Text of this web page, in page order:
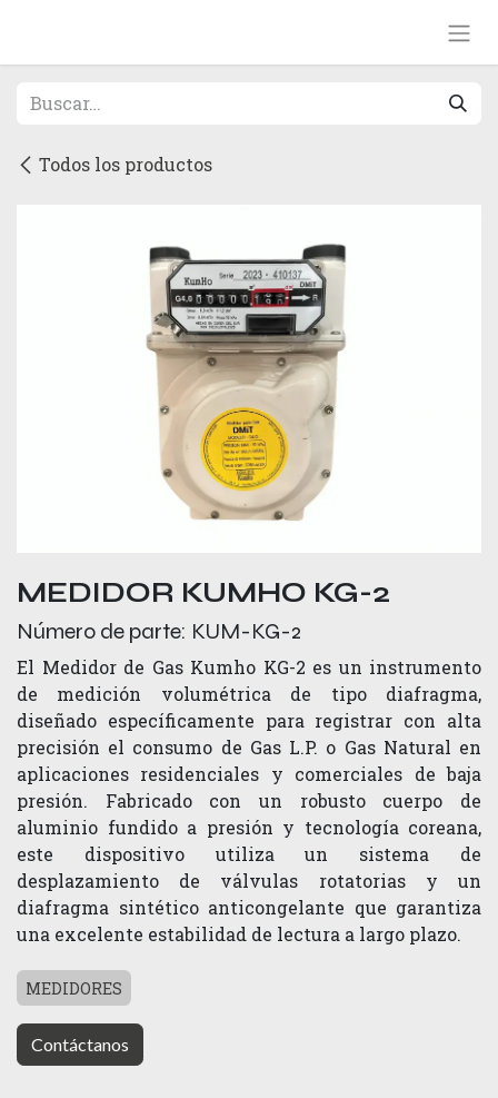
Todos los productos
MEDIDOR KUMHO KG-2
Número de parte: KUM-KG-2
El Medidor de Gas Kumho KG-2 es un instrumento
de medición volumétrica de tipo diafragma,
diseñado específicamente para registrar con alta
precisión el consumo de Gas L.P. o Gas Natural en
aplicaciones residenciales y comerciales de baja
presión. Fabricado con un robusto cuerpo de
aluminio fundido a presión y tecnología coreana,
este dispositivo utiliza un sistema de
desplazamiento de válvulas rotatorias y un
diafragma sintético anticongelante que garantiza
una excelente estabilidad de lectura a largo plazo.
MEDIDORES
Contáctanos